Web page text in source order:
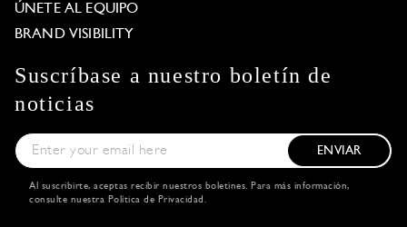
ÚNETE AL EQUIPO
BRAND VISIBILITY
Suscríbase a nuestro boletín de
noticias
ENVIAR
Al suscribirte, aceptas recibir nuestros boletines. Para más información,
consulte nuestra Política de Privacidad .